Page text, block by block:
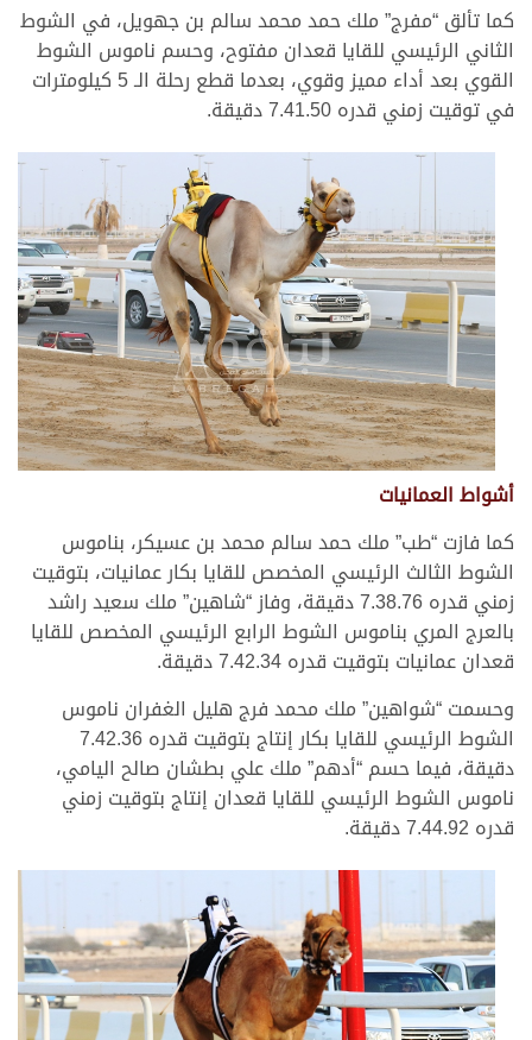
كما تألق “مفرج” ملك حمد محمد سالم بن جهويل، في الشوط
الثاني الرئيسي للقايا قعدان مفتوح، وحسم ناموس الشوط
القوي بعد أداء مميز وقوي، بعدما قطع رحلة الـ 5 كيلومترات
في توقيت زمني قدره 7.41.50 دقيقة.
أشواط العمانيات
كما فازت “طب” ملك حمد سالم محمد بن عسيكر، بناموس
الشوط الثالث الرئيسي المخصص للقايا بكار عمانيات، بتوقيت
زمني قدره 7.38.76 دقيقة، وفاز “شاهين” ملك سعيد راشد
بالعرج المري بناموس الشوط الرابع الرئيسي المخصص للقايا
قعدان عمانيات بتوقيت قدره 7.42.34 دقيقة.
وحسمت “شواهين” ملك محمد فرج هليل الغفران ناموس
الشوط الرئيسي للقايا بكار إنتاج بتوقيت قدره 7.42.36
دقيقة، فيما حسم “أدهم” ملك علي بطشان صالح اليامي،
ناموس الشوط الرئيسي للقايا قعدان إنتاج بتوقيت زمني
قدره 7.44.92 دقيقة.